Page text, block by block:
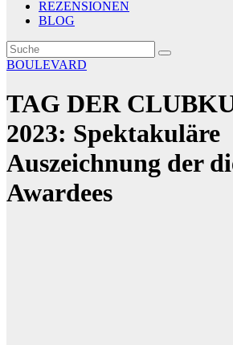
REZENSIONEN
BLOG
BOULEVARD
TAG DER
2023: Spektakuläre
Auszeichnung der
Awardees